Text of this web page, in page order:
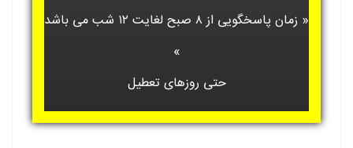
« زمان پاسخگویی از ۸ صبح لغایت ۱۲ شب می باشد
»
حتی روزهای تعطیل